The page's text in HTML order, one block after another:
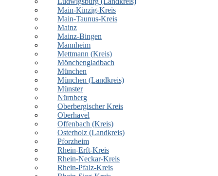
Main-Kinzig-Kreis
Main-Taunus-Kreis
Mainz
Mainz-Bingen
Mannheim
Mettmann (Kreis)
Mönchengladbach
München
München (Landkreis)
Münster
Nürnberg
Oberbergischer Kreis
Oberhavel
Offenbach (Kreis)
Osterholz (Landkreis)
Pforzheim
Rhein-Erft-Kreis
Rhein-Neckar-Kreis
Rhein-Pfalz-Kreis